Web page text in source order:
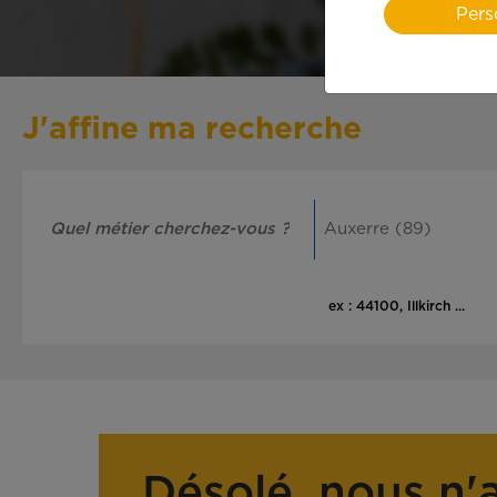
J'affine ma recherche
ex : 44100, Illkirch ...